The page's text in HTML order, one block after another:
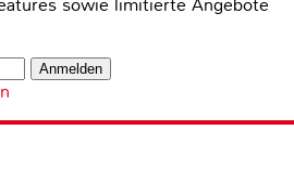
sowie limitierte Angebote